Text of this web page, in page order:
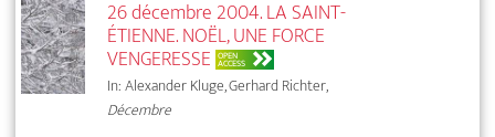
26 décembre 2004. LA SAINT-
ÉTIENNE. NOËL, UNE FORCE
VENGERESSE OPEN
ACCESS
In: Alexander Kluge, Gerhard Richter,
Décembre